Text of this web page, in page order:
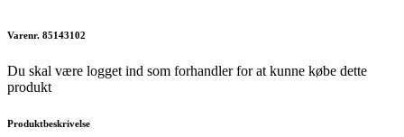
Varenr. 85143102
Du skal være logget ind som forhandler for at kunne købe dette
produkt
Produktbeskrivelse